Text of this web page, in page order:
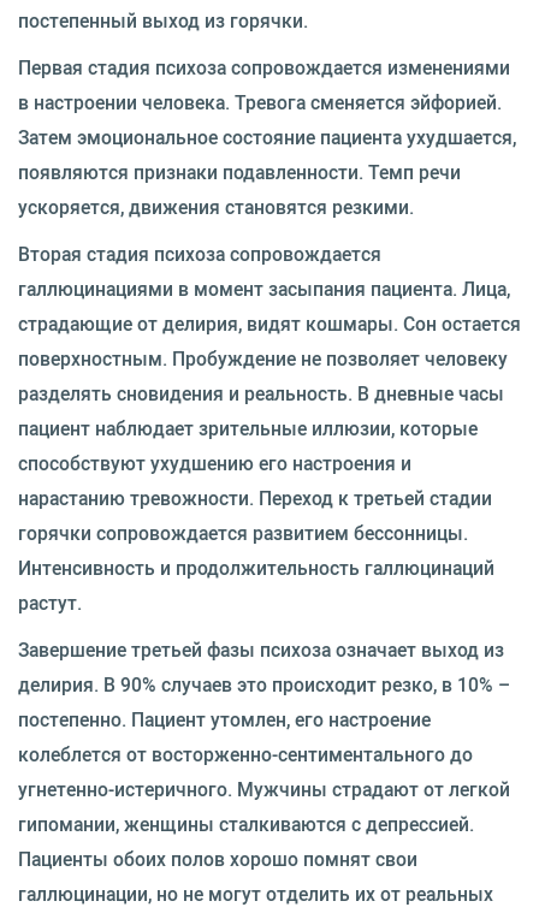
постепенный выход из горячки.
Первая стадия психоза сопровождается изменениями
в настроении человека. Тревога сменяется эйфорией.
Затем эмоциональное состояние пациента ухудшается,
появляются признаки подавленности. Темп речи
ускоряется, движения становятся резкими.
Вторая стадия психоза сопровождается
галлюцинациями в момент засыпания пациента. Лица,
страдающие от делирия, видят кошмары. Сон остается
поверхностным. Пробуждение не позволяет человеку
разделять сновидения и реальность. В дневные часы
пациент наблюдает зрительные иллюзии, которые
способствуют ухудшению его настроения и
нарастанию тревожности. Переход к третьей стадии
горячки сопровождается развитием бессонницы.
Интенсивность и продолжительность галлюцинаций
растут.
Завершение третьей фазы психоза означает выход из
делирия. В 90% случаев это происходит резко, в 10% –
постепенно. Пациент утомлен, его настроение
колеблется от восторженно-сентиментального до
угнетенно-истеричного. Мужчины страдают от легкой
гипомании, женщины сталкиваются с депрессией.
Пациенты обоих полов хорошо помнят свои
галлюцинации, но не могут отделить их от реальных